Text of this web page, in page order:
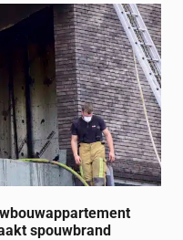
spouwbrand